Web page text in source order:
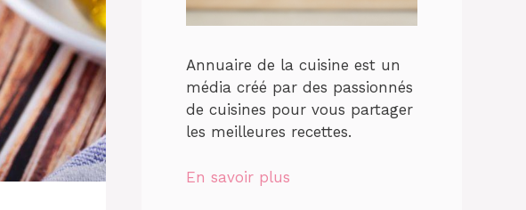
Annuaire de la cuisine est un
média créé par des passionnés
de cuisines pour vous partager
les meilleures recettes.
En savoir plus